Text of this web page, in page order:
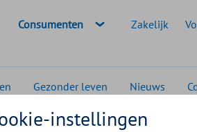
Geselecteerde doelgroep:
Consumenten Zakelijk
Gezonder leven Nieuws
geneeswijzen
instellingen